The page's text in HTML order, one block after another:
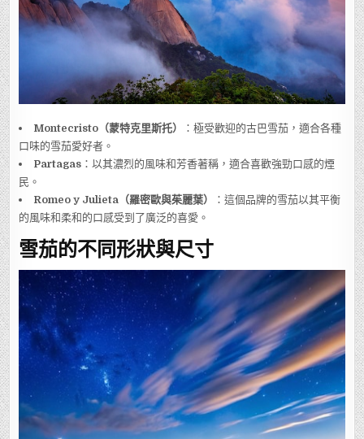
Montecristo（蒙特克里斯托）
：極受歡迎的古巴雪茄，適合各種
口味的雪茄愛好者。
Partagas ：以其濃烈的風味和芳香著稱，適合喜歡強勁口感的煙
民。
Romeo y Julieta（羅密歐與茱麗葉）
：這個品牌的雪茄以其平衡
的風味和柔和的口感受到了廣泛的喜愛。
雪茄的不同形狀與尺寸